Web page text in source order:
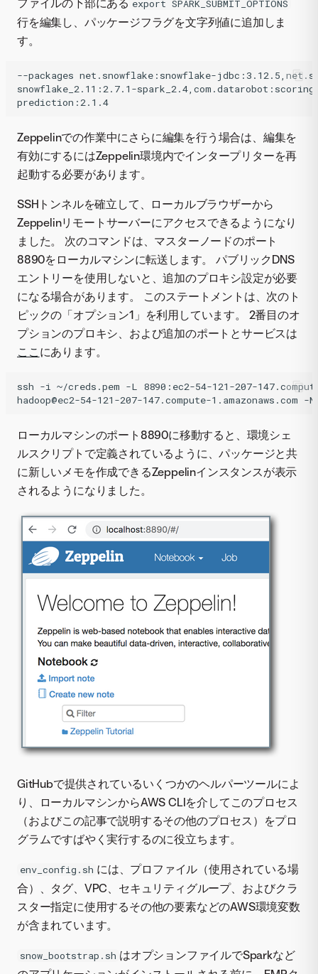
ファイルの下部にある export SPARK_SUBMIT_OPTIONS
行を編集し、パッケージフラグを文字列値に追加しま
す。
--packages net.snowflake:snowflake-
snowflake_2.11:2.7.1-
Zeppelinでの作業中にさらに編集を行う場合は、編集を
有効にするにはZeppelin環境内でインタープリターを再
起動する必要があります。
SSHトンネルを確立して、ローカルブラウザーから
Zeppelinリモートサーバーにアクセスできるようになり
ました。 次のコマンドは、マスターノードのポート
8890をローカルマシンに転送します。 パブリックDNS
エントリーを使用しないと、追加のプロキシ設定が必要
になる場合があります。 このステートメントは、次のト
ピックの「オプション1」を利用しています。 2番目のオ
プションのプロキシ、および追加のポートとサービスは
ここ にあります。
ssh -i ~/creds.pem -L 8890:ec2-54-121-207-
ローカルマシンのポート8890に移動すると、環境シェ
ルスクリプトで定義されているように、パッケージと共
に新しいメモを作成できるZeppelinインスタンスが表示
されるようになりました。
GitHubで提供されているいくつかのヘルパーツールによ
り、ローカルマシンからAWS CLIを介してこのプロセス
（およびこの記事で説明するその他のプロセス）をプロ
グラムですばやく実行するのに役立ちます。
env_config.sh には、プロファイル（使用されている場
合）、タグ、VPC、セキュリティグループ、およびクラ
スター指定に使用するその他の要素などのAWS環境変数
が含まれています。
snow_bootstrap.sh はオプションファイルでSparkなど